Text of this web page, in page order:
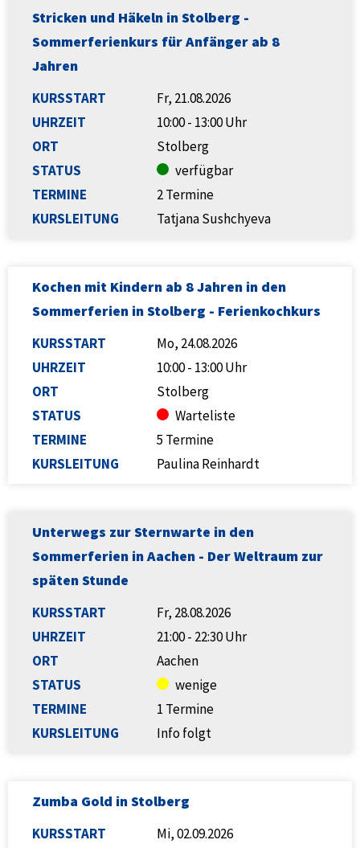
Stricken und Häkeln in Stolberg -
Sommerferienkurs für Anfänger ab 8
Jahren
KURSSTART
UHRZEIT
ORT
STATUS
TERMINE
KURSLEITUNG
Fr, 21.08.2026
10:00 - 13:00 Uhr
Stolberg
verfügbar
2 Termine
Tatjana Sushchyeva
Kochen mit Kindern ab 8 Jahren in den
Sommerferien in Stolberg - Ferienkochkurs
KURSSTART
UHRZEIT
ORT
STATUS
TERMINE
KURSLEITUNG
Mo, 24.08.2026
10:00 - 13:00 Uhr
Stolberg
Warteliste
5 Termine
Paulina Reinhardt
Unterwegs zur Sternwarte in den
Sommerferien in Aachen - Der Weltraum zur
späten Stunde
KURSSTART
UHRZEIT
ORT
STATUS
TERMINE
KURSLEITUNG
Fr, 28.08.2026
21:00 - 22:30 Uhr
Aachen
wenige
1 Termine
Info folgt
Zumba Gold in Stolberg
KURSSTART
Mi, 02.09.2026